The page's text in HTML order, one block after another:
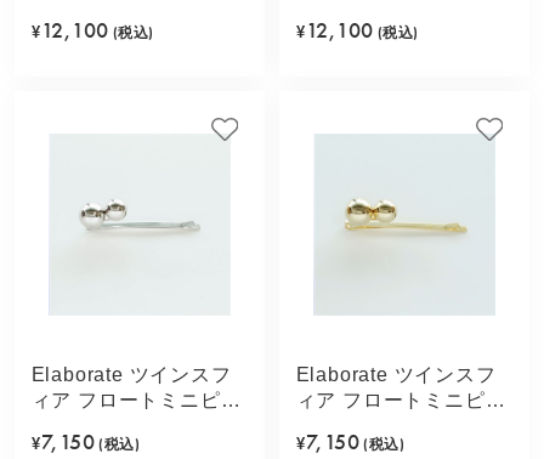
¥ 12,100 (税込) ¥ 12,100 (税込)
Elaborate ツインスフ
ィア フロートミニピン
¥7,150 (税込)
Elaborate ツインスフ
ィア フロートミニピン
¥7,150 (税込)